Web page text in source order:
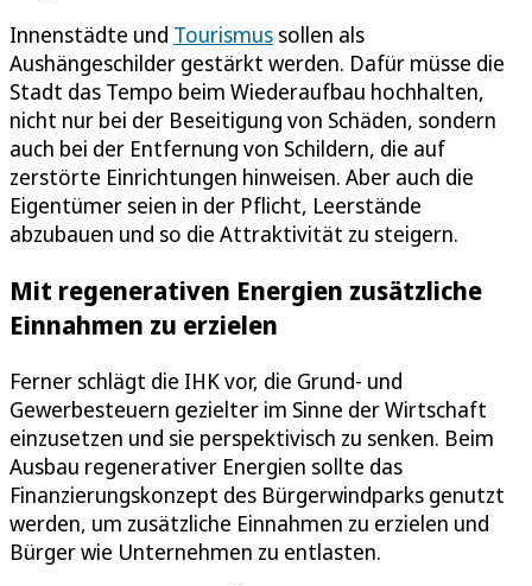
Innenstädte und Tourismus sollen als
Aushängeschilder gestärkt werden. Dafür müsse die
Stadt das Tempo beim Wiederaufbau hochhalten,
nicht nur bei der Beseitigung von Schäden, sondern
auch bei der Entfernung von Schildern, die auf
zerstörte Einrichtungen hinweisen. Aber auch die
Eigentümer seien in der Pflicht, Leerstände
abzubauen und so die Attraktivität zu steigern.
Mit regenerativen Energien zusätzliche
Einnahmen zu erzielen
Ferner schlägt die IHK vor, die Grund- und
Gewerbesteuern gezielter im Sinne der Wirtschaft
einzusetzen und sie perspektivisch zu senken. Beim
Ausbau regenerativer Energien sollte das
Finanzierungskonzept des Bürgerwindparks genutzt
werden, um zusätzliche Einnahmen zu erzielen und
Bürger wie Unternehmen zu entlasten.